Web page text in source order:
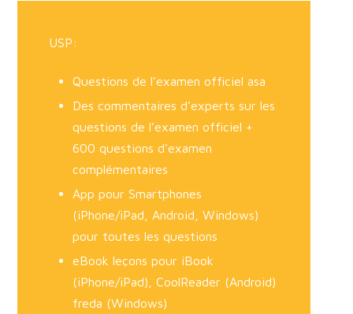
USP:
Questions de l’examen officiel asa
Des commentaires d’experts sur les
questions de l’examen officiel +
600 questions d’examen
complémentaires
App pour Smartphones
(iPhone/iPad, Android, Windows)
pour toutes les questions
eBook leçons pour iBook
(iPhone/iPad), CoolReader (Android)
freda (Windows)